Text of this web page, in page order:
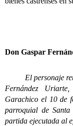
Don Gaspar
El personaje
Fernández
Garachico el 10 de
parroquial de
partida ejecutada al